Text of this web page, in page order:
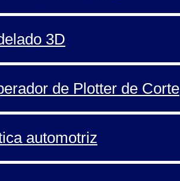
3D
de Plotter de Corte
automotriz